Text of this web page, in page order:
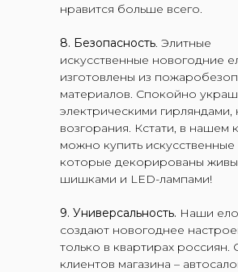
нравится больше всего.
8. Безопасность . Элитные
искусственные новогодние
изготовлены из
материалов. Спокойно
электрическими гирляндами,
возгорания. Кстати, в нашем
можно купить искусственные
которые декорированы
шишками и LED-лампами!
9. Универсальность. Наши
создают новогоднее
только в квартирах россиян.
клиентов магазина –